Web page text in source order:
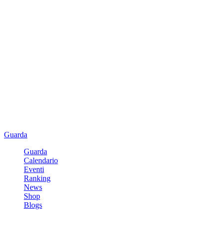
Guarda
Guarda
Calendario
Eventi
Ranking
News
Shop
Blogs